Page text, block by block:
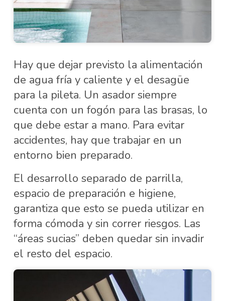
Hay que dejar previsto la alimentación
de agua fría y caliente y el desagüe
para la pileta. Un asador siempre
cuenta con un fogón para las brasas, lo
que debe estar a mano. Para evitar
accidentes, hay que trabajar en un
entorno bien preparado.
El desarrollo separado de parrilla,
espacio de preparación e higiene,
garantiza que esto se pueda utilizar en
forma cómoda y sin correr riesgos. Las
“áreas sucias” deben quedar sin invadir
el resto del espacio.